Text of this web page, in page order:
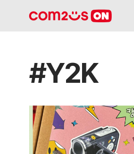
#Y2K